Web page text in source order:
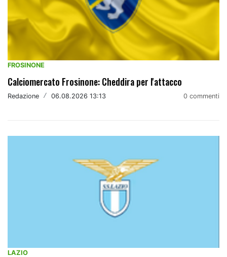
FROSINONE
Calciomercato Frosinone: Cheddira per l'attacco
Redazione / 06.08.2026 13:13 0 commenti
LAZIO